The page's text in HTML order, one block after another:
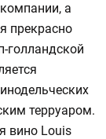
а
прекрасно
голландской
терруаром.
вино Louis